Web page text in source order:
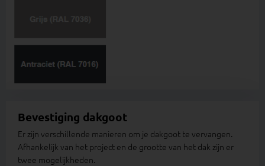
Bevestiging dakgoot
Er zijn verschillende manieren om je dakgoot te vervangen.
Afhankelijk van het project en de grootte van het dak zijn er
twee mogelijkheden.